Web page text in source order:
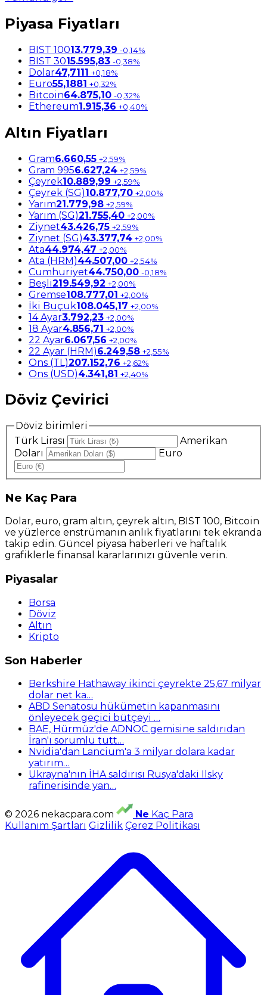
Piyasa Fiyatları
BIST 10013.779,39 -0,14%
BIST 3015.595,83 -0,38%
Dolar47,7111 +0,18%
Euro55,1881 +0,32%
Bitcoin64.875,10 -0,32%
Ethereum1.915,36 +0,40%
Altın Fiyatları
Gram6.660,55 +2,59%
Gram 9956.627,24 +2,59%
Çeyrek10.889,99 +2,59%
Çeyrek (SG)10.877,70 +2,00%
Yarım21.779,98 +2,59%
Yarım (SG)21.755,40 +2,00%
Ziynet43.426,75 +2,59%
Ziynet (SG)43.377,74 +2,00%
Ata44.974,47 +2,00%
Ata (HRM)44.507,00 +2,54%
Cumhuriyet44.750,00 -0,18%
Beşli219.549,92 +2,00%
Gremse108.777,01 +2,00%
İki Buçuk108.045,17 +2,00%
14 Ayar3.792,23 +2,00%
18 Ayar4.856,71 +2,00%
22 Ayar6.067,56 +2,00%
22 Ayar (HRM)6.249,58 +2,55%
Ons (TL)207.152,76 +2,62%
Ons (USD)4.341,81 +2,40%
Döviz Çevirici
Döviz birimleri
Türk Lirası
Amerikan
Doları
Euro
Ne Kaç Para
Dolar, euro, gram altın, çeyrek altın, BIST 100, Bitcoin
ve yüzlerce enstrümanın anlık fiyatlarını tek ekranda
takip edin. Güncel piyasa haberleri ve haftalık
grafiklerle finansal kararlarınızı güvenle verin.
Piyasalar
Borsa
Döviz
Altın
Kripto
Son Haberler
Berkshire Hathaway ikinci çeyrekte 25,67 milyar
dolar net ka…
ABD Senatosu hükümetin kapanmasını
önleyecek geçici bütçeyi …
BAE, Hürmüz'de ADNOC gemisine saldırıdan
İran'ı sorumlu tutt…
Nvidia'dan Lancium'a 3 milyar dolara kadar
yatırım…
Ukrayna'nın İHA saldırısı Rusya'daki Ilsky
rafinerisinde yan…
© 2026 nekacpara.com Ne Kaç Para
Kullanım Şartları Gizlilik Çerez Politikası